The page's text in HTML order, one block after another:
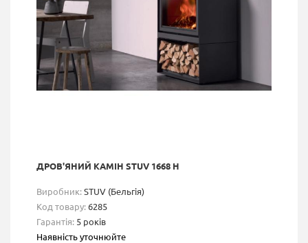
ДРОВ'ЯНИЙ КАМІН STUV 1668 H
Виробник:STUV (Бельгія)
Код товару:6285
Гарантія: 5 років
Наявність уточнюйте